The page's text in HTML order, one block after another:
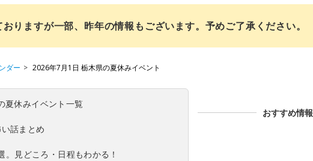
りますが一部、昨年の情報もございます。予めご了承ください。
ダー 2026年7月1日 栃木県の夏休みイベント
夏休みイベント一覧
話まとめ
。見どころ・日程もわかる！
おすすめ情報